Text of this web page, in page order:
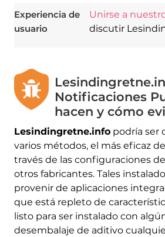
Experiencia de
usuario
Unirse a
discutir
Notificaciones
hacen y cómo
Lesindingretne.infopodría ser
varios métodos, el más eficaz
través de las configuraciones
otros fabricantes. Tales
provenir de aplicaciones
que está repleto de
listo para ser instalado con
desembalaje de aditivo